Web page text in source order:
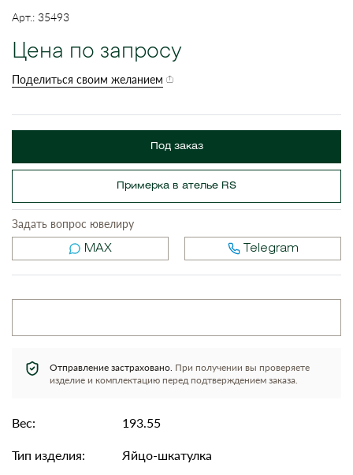
Арт.: 35493
Цена по запросу
Поделиться своим желанием
Под заказ
Примерка в ателье RS
Задать вопрос ювелиру
MAX Telegram
Отправление застраховано. При получении вы проверяете
изделие и комплектацию перед подтверждением заказа.
Вес:
193.55
Тип изделия:
Яйцо-шкатулка